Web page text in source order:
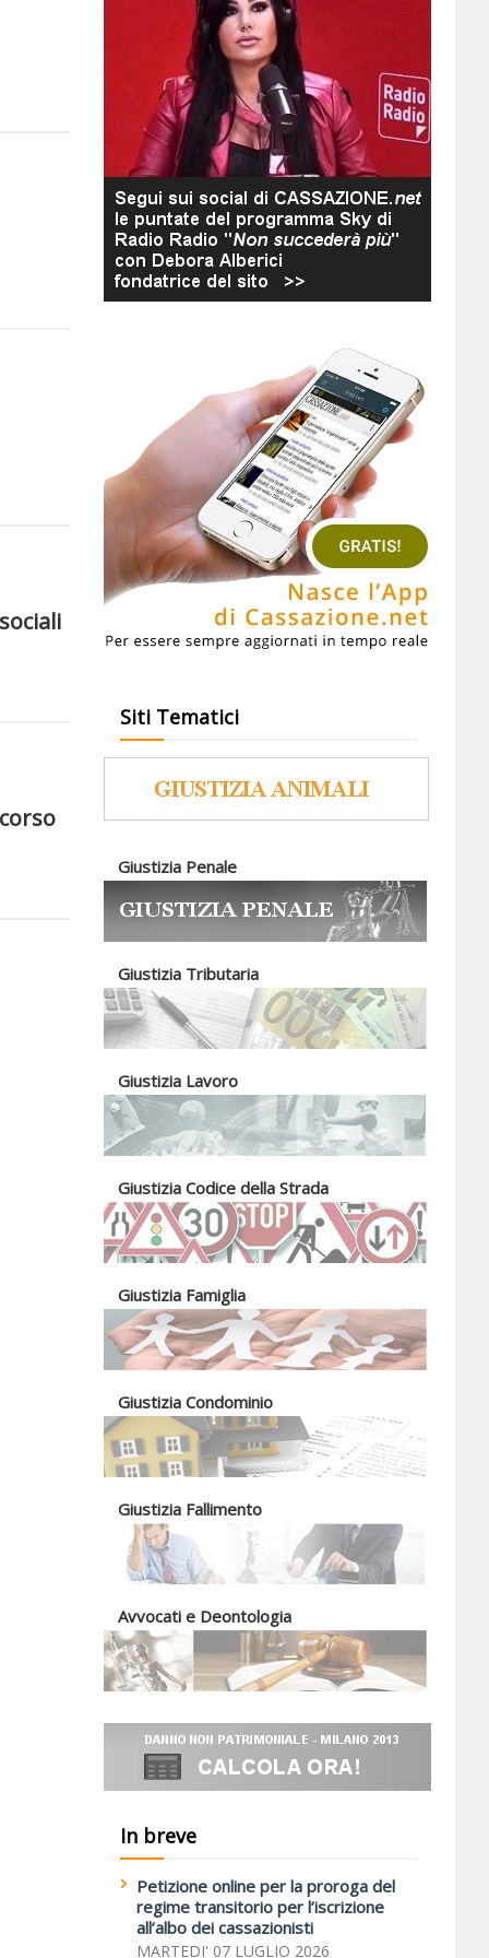
Siti Tematici
Giustizia Penale
Giustizia Tributaria
Giustizia Lavoro
Giustizia Codice della Strada
Giustizia Famiglia
Giustizia Condominio
Giustizia Fallimento
Avvocati e Deontologia
In breve
Petizione online per la proroga del
regime transitorio per l’iscrizione
all’albo dei cassazionisti
MARTEDI' 07 LUGLIO 2026